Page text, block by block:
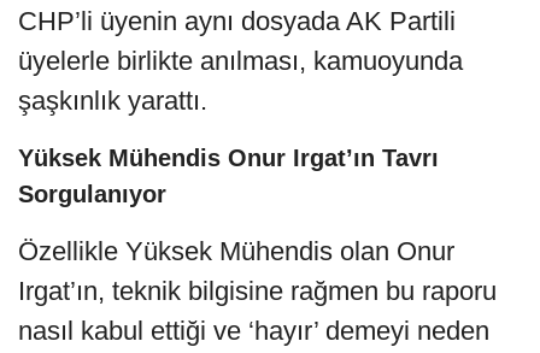
CHP’li üyenin aynı dosyada AK Partili
üyelerle birlikte anılması, kamuoyunda
şaşkınlık yarattı.
Yüksek Mühendis Onur Irgat’ın Tavrı
Sorgulanıyor
Özellikle Yüksek Mühendis olan Onur
Irgat’ın, teknik bilgisine rağmen bu raporu
nasıl kabul ettiği ve ‘hayır’ demeyi neden